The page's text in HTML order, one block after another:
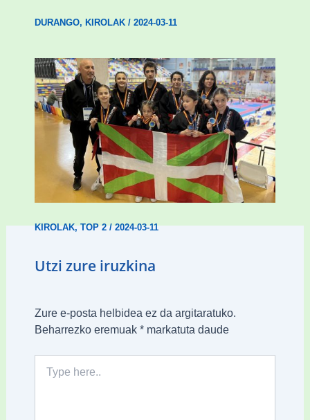
DURANGO, KIROLAK/ 2024-03-11
Wadokan garaile Espainiako txapelketan
14 dominarekin
KIROLAK,TOP 2/2024-03-11
Utzi zure iruzkina
Zure e-posta helbidea ez da argitaratuko.
Beharrezko eremuak *markatuta daude
here..